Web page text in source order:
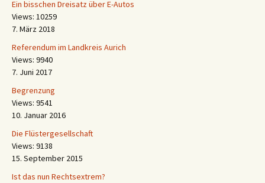
Ein bisschen Dreisatz über E-Autos
Views: 10259
7. März 2018
Referendum im Landkreis Aurich
Views: 9940
7. Juni 2017
Begrenzung
Views: 9541
10. Januar 2016
Die Flüstergesellschaft
Views: 9138
15. September 2015
Ist das nun Rechtsextrem?